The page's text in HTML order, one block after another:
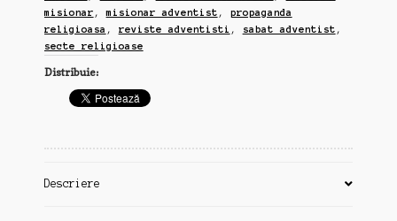
4
reviste
din
misionar ,misionar adventist , propaganda
religioasa , reviste adventisti , sabat adventist ,
secte religioase
Distribuie:
Descriere